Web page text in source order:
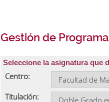
Gestión de
Seleccione la asignatura que
Centro:
Titulación: